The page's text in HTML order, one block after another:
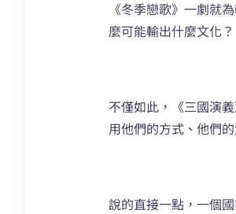
《冬季戀歌》一劇就
麼可能輸出什麼文化？
不僅如此，《三國演
用他們的方式、他們
說的直接一點，一個